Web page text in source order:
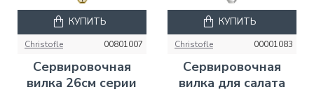
Christofle 00801007
Сервировочная
вилка 26см серии
КУПИТЬ
Christofle 00001083
Сервировочная
вилка для салата
КУПИТЬ